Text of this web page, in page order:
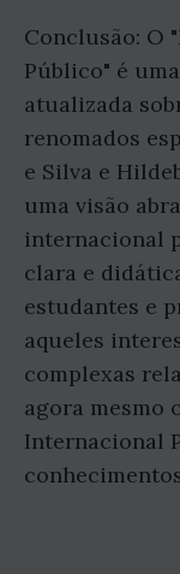
Conclusão: O
Público" é
atualizada
renomados
e Silva e
uma visão
internacional
clara e
estudantes e
aqueles
complexas
agora mesmo
Internacional